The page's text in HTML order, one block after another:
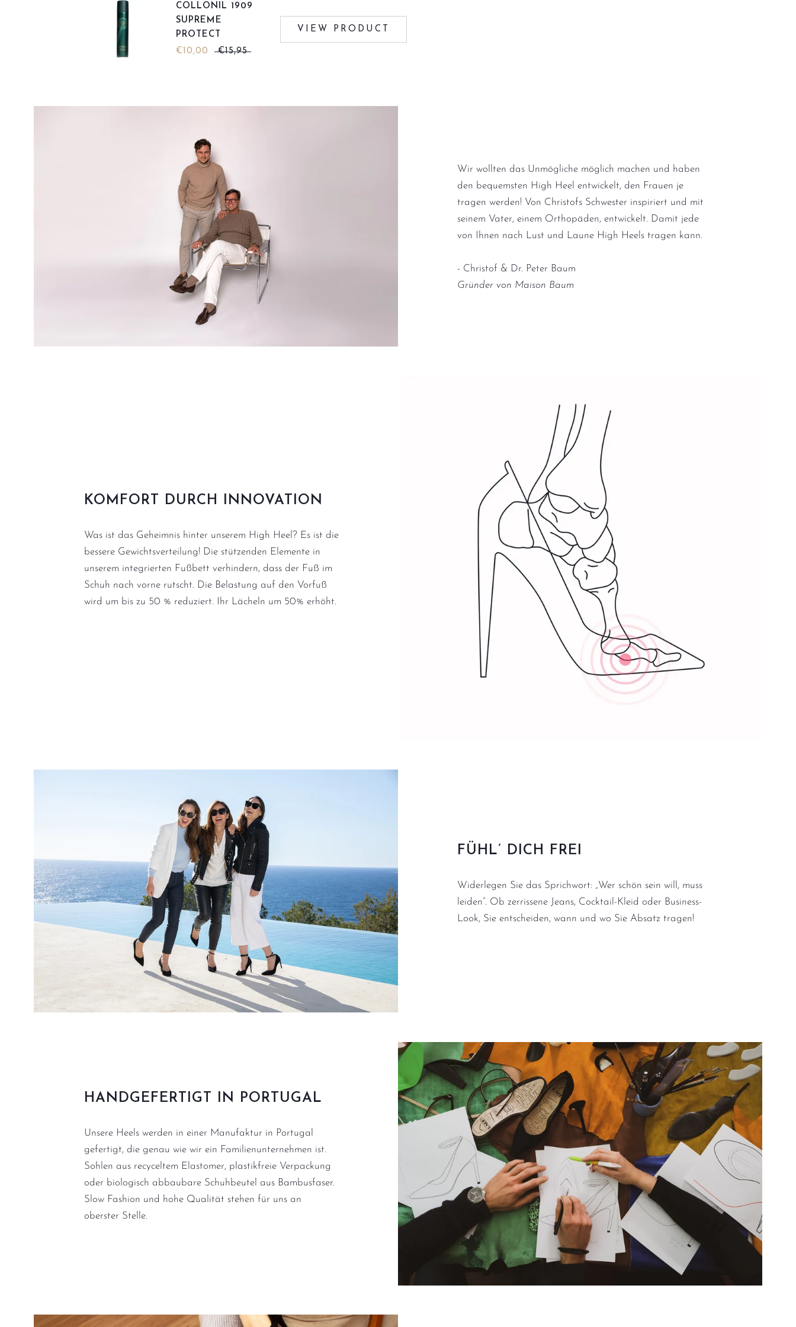
COLLONIL 1909
SUPREME
PROTECT
€10,00
€15,95
VIEW PRODUCT
Wir wollten das Unmögliche möglich machen und haben
den bequemsten High Heel entwickelt, den Frauen je
tragen werden! Von Christofs Schwester inspiriert und mit
seinem Vater, einem Orthopäden, entwickelt. Damit jede
von Ihnen nach Lust und Laune High Heels tragen kann.
- Christof & Dr. Peter Baum
Gründer von Maison Baum
KOMFORT DURCH INNOVATION
Was ist das Geheimnis hinter unserem High Heel? Es ist die
bessere Gewichtsverteilung! Die stützenden Elemente in
unserem integrierten Fußbett verhindern, dass der Fuß im
Schuh nach vorne rutscht. Die Belastung auf den Vorfuß
wird um bis zu 50 % reduziert. Ihr Lächeln um 50% erhöht.
FÜHL’ DICH FREI
Widerlegen Sie das Sprichwort: „Wer schön sein will, muss
leiden“. Ob zerrissene Jeans, Cocktail-Kleid oder Business-
Look, Sie entscheiden, wann und wo Sie Absatz tragen!
HANDGEFERTIGT IN PORTUGAL
Unsere Heels werden in einer Manufaktur in Portugal
gefertigt, die genau wie wir ein Familienunternehmen ist.
Sohlen aus recyceltem Elastomer, plastikfreie Verpackung
oder biologisch abbaubare Schuhbeutel aus Bambusfaser.
Slow Fashion und hohe Qualität stehen für uns an
oberster Stelle.